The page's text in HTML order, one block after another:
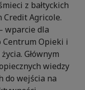
z bałtyckich
Credit Agricole.
wparcie dla
Centrum Opieki i
Głównym
wiedzy
do wejścia na